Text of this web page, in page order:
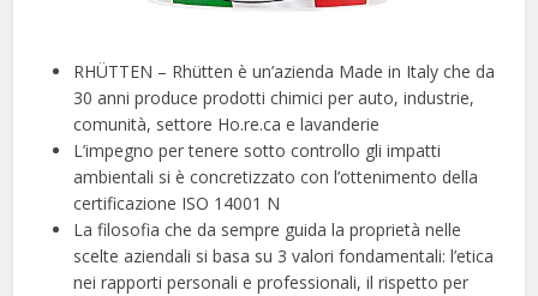
RHÜTTEN – Rhütten è un’azienda Made in Italy che da
30 anni produce prodotti chimici per auto, industrie,
comunità, settore Ho.re.ca e lavanderie
L’impegno per tenere sotto controllo gli impatti
ambientali si è concretizzato con l’ottenimento della
certificazione ISO 14001 N
La filosofia che da sempre guida la proprietà nelle
scelte aziendali si basa su 3 valori fondamentali: l’etica
nei rapporti personali e professionali, il rispetto per